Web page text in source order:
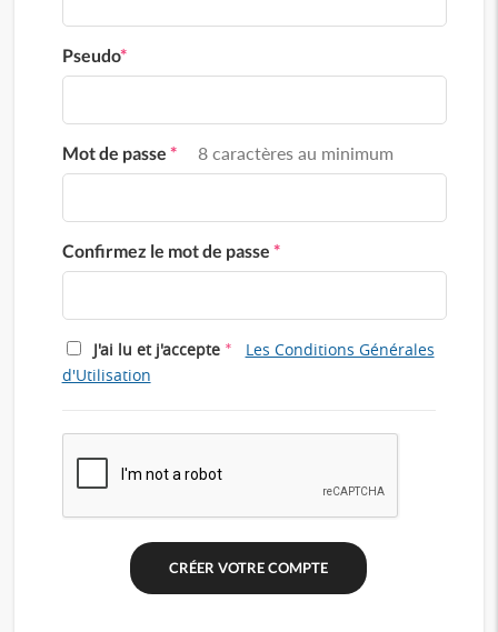
Pseudo*
Mot de passe * 8 caractères au minimum
Confirmez le mot de passe *
J'ai lu et j'accepte *
Les Conditions Générales
d'Utilisation